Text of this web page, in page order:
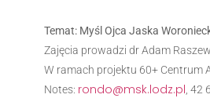
Temat: Myśl Ojca Jaska
Zajęcia prowadzi dr Adam
W ramach projektu 60+ Centrum
Notes: rondo@msk.lodz.pl , 42